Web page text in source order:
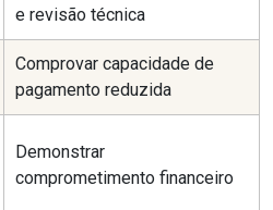
e revisão técnica
Comprovar capacidade de
pagamento reduzida
Demonstrar
comprometimento financeiro